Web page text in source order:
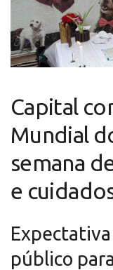
Capital
Mundial
semana
e
público